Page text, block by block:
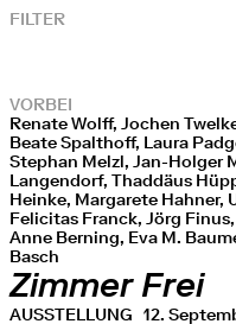
FILTER
VORBEI
Renate Wolff, Jochen
Beate Spalthoff, Laura
Stephan Melzl, Jan-Holger
Langendorf, Thaddäus
Heinke, Margarete Hahner,
Felicitas Franck, Jörg
Anne Berning, Eva M.
Basch
Zimmer Frei
AUSSTELLUNG 12.